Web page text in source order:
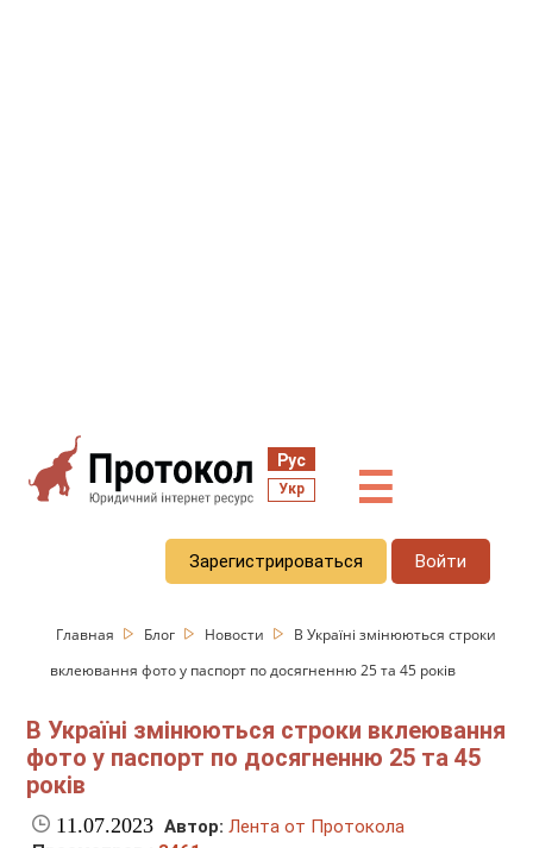
Рус
Укр ☰
Зарегистрироваться Войти
Главная Блог Новости
В Україні змінюються строки
вклеювання фото у паспорт по досягненню 25 та 45 років
В Україні змінюються строки вклеювання
фото у паспорт по досягненню 25 та 45
років
11.07.2023 Автор: Лента от Протокола